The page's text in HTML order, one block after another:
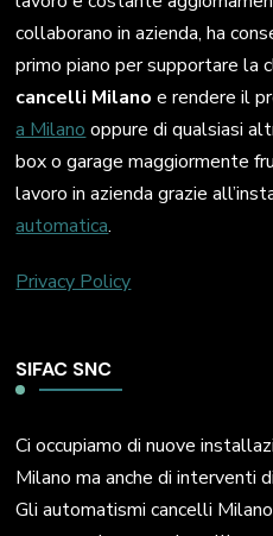
collaborano in azienda, ha
primo piano per supportare la
cancelli Milano e rendere il
a Milano oppure di qualsiasi
box o garage maggiormente
lavoro in azienda grazie
automatica.
Privacy Policy
SIFAC SNC
Ci occupiamo di nuove
Milano ma anche di interventi
Gli automatismi cancelli